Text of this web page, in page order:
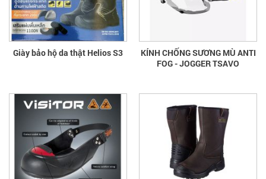
Giày bảo hộ da thật Helios S3
KÍNH CHỐNG SƯƠNG MÙ ANTI
FOG - JOGGER TSAVO